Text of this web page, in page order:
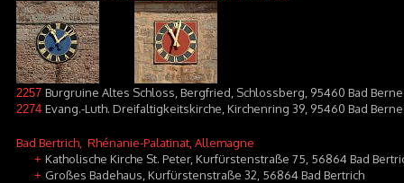
2257 Burgruine Altes Schloss, Bergfried, Schlossberg, 95460 Bad
2274 Evang.-Luth. Dreifaltigkeitskirche, Kirchenring 39, 95460 Bad
Bad Bertrich , Rhénanie-Palatinat, Allemagne
+ Katholische Kirche St. Peter, Kurfürstenstraße 75, 56864 Bad
+ Großes Badehaus, Kurfürstenstraße 32, 56864 Bad Bertrich